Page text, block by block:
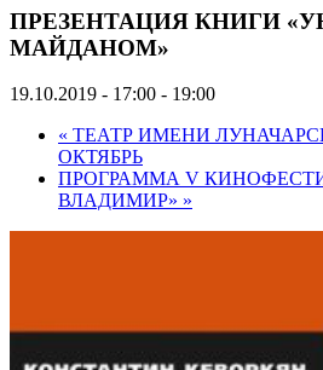
ПРЕЗЕНТАЦИЯ КНИГИ
МАЙДАНОМ»
19.10.2019 - 17:00 - 19:00
« ТЕАТР ИМЕНИ
ОКТЯБРЬ
ПРОГРАММА V
ВЛАДИМИР» »